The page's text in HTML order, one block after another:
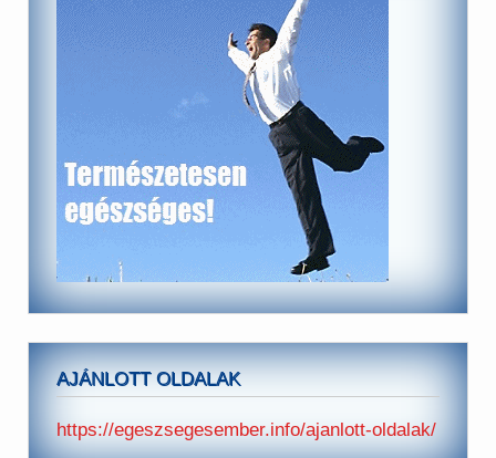
AJÁNLOTT OLDALAK
https://egeszsegesember.info/ajanlott-oldalak/